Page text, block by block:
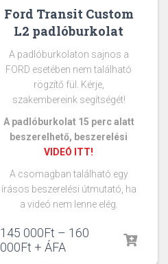
Ford Transit Custom
L2 padlóburkolat
A padlóburkolaton sajnos a
FORD esetében nem található
rögzítő fül. Kérje,
szakembereink segítségét!
A padlóburkolat 15 perc alatt
beszerelhető, beszerelési
VIDEÓ ITT!
A csomagban található egy
írásos beszerelési útmutató, ha
a videó nem lenne elég.
145 000Ft – 160
000Ft + ÁFA